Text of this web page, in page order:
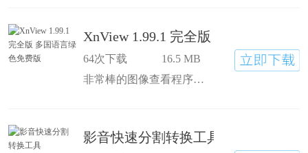
XnView 1.99.1 完全版 多国语言绿色
64次下载
16.5 MB
非常棒的图像查看程序。支持150种图片格式， 除一般的查看、浏览、幻灯显示等功能外，还自带30多面滤镜，方便编辑修改； 可以批量转换文件格式，创建缩略图并生成网页，还可自己制作GIF， 小巧实用。 新增Xnview Shell Extension下载，可为您的鼠标右键增加图
影音快速分割转换工具 V5.3.4469 绿